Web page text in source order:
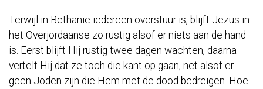
Terwijl in Bethanië iedereen overstuur is, blijft Jezus in
het Overjordaanse zo rustig alsof er niets aan de hand
is. Eerst blijft Hij rustig twee dagen wachten, daarna
vertelt Hij dat ze toch die kant op gaan, net alsof er
geen Joden zijn die Hem met de dood bedreigen. Hoe